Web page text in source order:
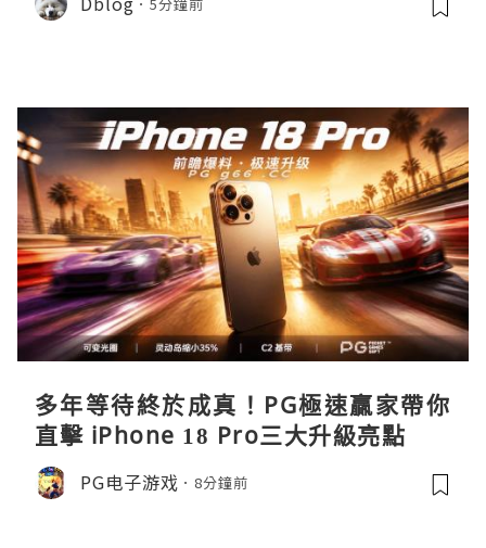
多年等待終於成真！PG極速贏家帶你
直擊 iPhone 18 Pro三大升級亮點
PG电子游戏 8分鐘前